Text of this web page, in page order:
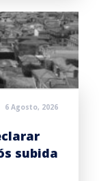
6 Agosto, 2026
subida